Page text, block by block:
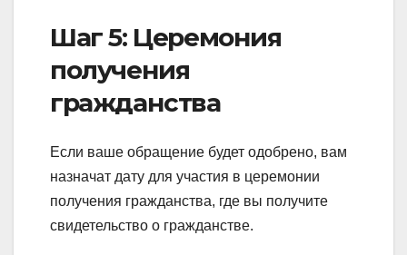
Шаг 5: Церемония
получения
гражданства
Если ваше обращение будет одобрено, вам
назначат дату для участия в церемонии
получения гражданства, где вы получите
свидетельство о гражданстве.